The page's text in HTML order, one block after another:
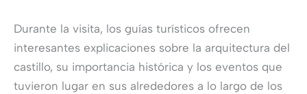
Durante la visita, los guías turísticos ofrecen
interesantes explicaciones sobre la arquitectura del
castillo, su importancia histórica y los eventos que
tuvieron lugar en sus alrededores a lo largo de los